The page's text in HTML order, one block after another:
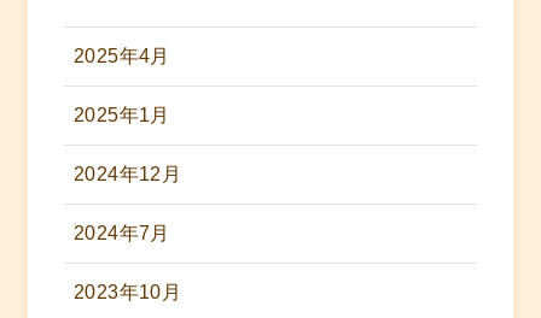
2025年4月
2025年1月
2024年12月
2024年7月
2023年10月